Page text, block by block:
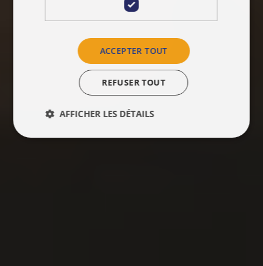
ACCEPTER TOUT
REFUSER TOUT
AFFICHER LES DÉTAILS